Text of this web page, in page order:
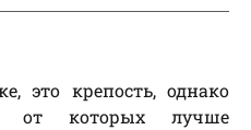
это крепость, однако
от которых лучше